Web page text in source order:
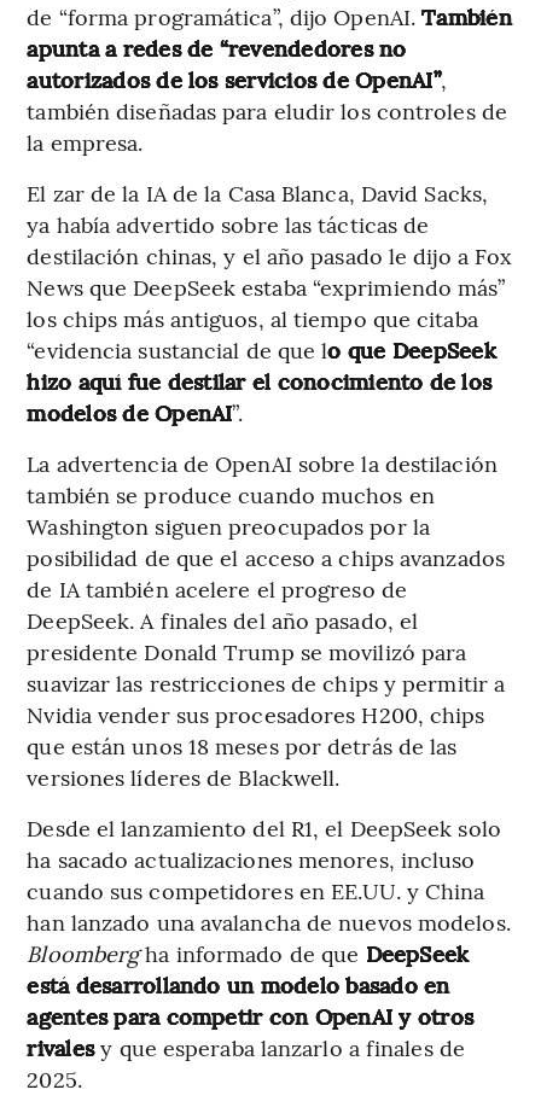
de “forma programática”, dijo OpenAI.También
apunta a redes de “revendedores no
autorizados de los servicios de OpenAI”,
también diseñadas para eludir los controles de
la empresa.
El zar de la IA de la Casa Blanca, David Sacks,
ya había advertido sobre las tácticas de
destilación chinas, y el año pasado le dijo a Fox
News que DeepSeek estaba “exprimiendo más”
los chips más antiguos, al tiempo que citaba
“evidencia sustancial de que lo que DeepSeek
hizo aquí fue destilar el conocimiento de los
modelos de OpenAI”.
La advertencia de OpenAI sobre la destilación
también se produce cuando muchos en
Washington siguen preocupados por la
posibilidad de que el acceso a chips avanzados
de IA también acelere el progreso de
DeepSeek. A finales del año pasado, el
presidente Donald Trump se movilizó para
suavizar las restricciones de chips y permitir a
Nvidia vender sus procesadores H200, chips
que están unos 18 meses por detrás de las
versiones líderes de Blackwell.
Desde el lanzamiento del R1, el DeepSeek solo
ha sacado actualizaciones menores, incluso
cuando sus competidores en EE.UU. y China
han lanzado una avalancha de nuevos modelos.
Bloombergha informado de que DeepSeek
está desarrollando un modelo basado en
agentes para competir con OpenAI y otros
rivalesy que esperaba lanzarlo a finales de
2025.